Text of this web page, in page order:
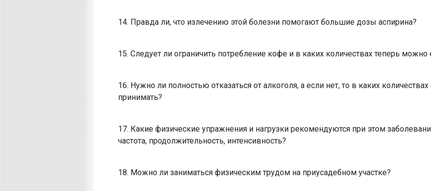
14. Правда ли, что излечению этой болезни помогают большие дозы аспирина?
15. Следует ли ограничить потребление кофе и в каких количествах теперь можно
16. Нужно ли полностью отказаться от алкоголя, а если нет, то в каких
принимать?
17. Какие физические упражнения и нагрузки рекомендуются при этом
частота, продолжительность, интенсивность?
18. Можно ли заниматься физическим трудом на приусадебном участке?